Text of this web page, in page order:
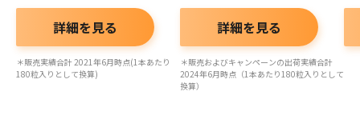
詳細を見る
＊販売実績合計 2021年6月時点(1本あたり
180粒入りとして換算)
詳細を見る
＊販売およびキャンペーンの出荷実績合計
2024年6月時点（1本あたり180粒入りとして
換算）